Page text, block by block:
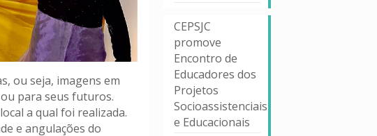
ou seja, imagens em
para seus futuros.
a qual foi realizada.
e angulações do
CEPSJC
promove
Encontro de
Educadores dos
Projetos
Socioassistenciais
e Educacionais